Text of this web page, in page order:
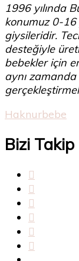
1996 yılında
konumuz 0-16
giysileridir.
desteğiyle
bebekler için
aynı zamanda
Haknurbebe
Bizi Takip